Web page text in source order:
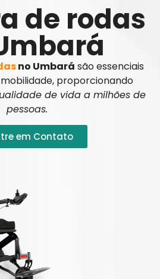
de rodas
no Umbará são essenciais
proporcionando
de vida a milhões de
pessoas.
em Contato